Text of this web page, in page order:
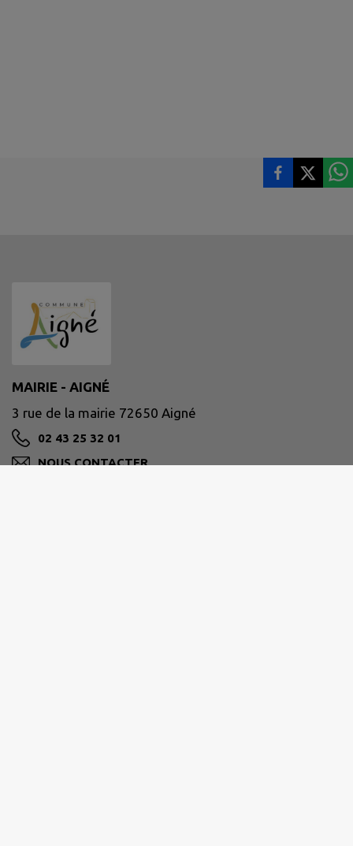
MAIRIE - AIGNÉ
3 rue de la mairie 72650 Aigné
02 43 25 32 01
NOUS CONTACTER